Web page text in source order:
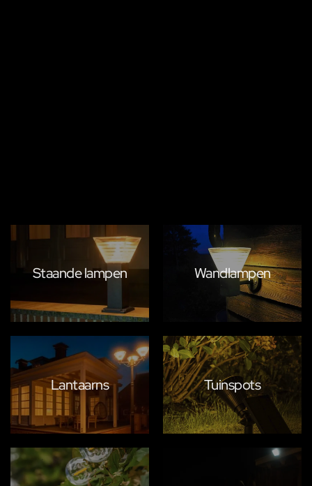
Staande lampen Wandlampen
Lantaarns Tuinspots